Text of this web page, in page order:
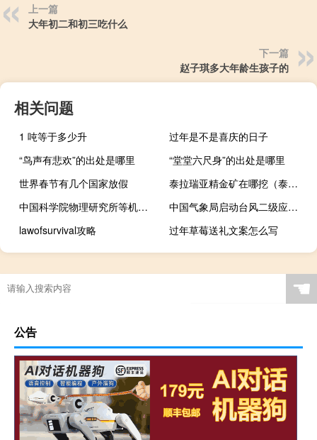
上一篇
大年初二和初三吃什么
下一篇
赵子琪多大年龄生孩子的
相关问题
1 吨等于多少升
过年是不是喜庆的日子
“鸟声有悲欢”的出处是哪里
“堂堂六尺身”的出处是哪里
世界春节有几个国家放假
泰拉瑞亚精金矿在哪挖（泰拉瑞亚精金矿）
中国科学院物理研究所等机构未观测到室温超导
中国气象局启动台风二级应急响应
lawofsurvival攻略
过年草莓送礼文案怎么写
☚
公告